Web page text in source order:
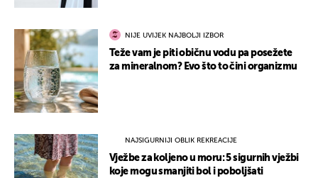
NIJE UVIJEK NAJBOLJI IZBOR
Teže vam je piti običnu vodu pa posežete
za mineralnom? Evo što to čini organizmu
NAJSIGURNIJI OBLIK REKREACIJE
Vježbe za koljeno u moru: 5 sigurnih vježbi
koje mogu smanjiti bol i poboljšati